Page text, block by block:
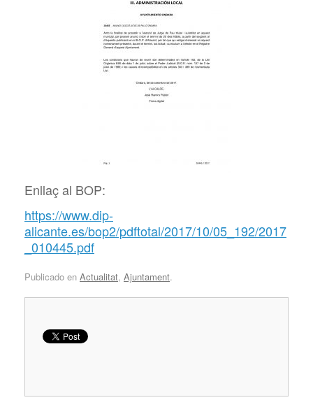
Enllaç al BOP:
https://www.dip-
alicante.es/bop2/pdftotal/2017/10/05_192/2017
_010445.pdf
Publicado en Actualitat, Ajuntament.